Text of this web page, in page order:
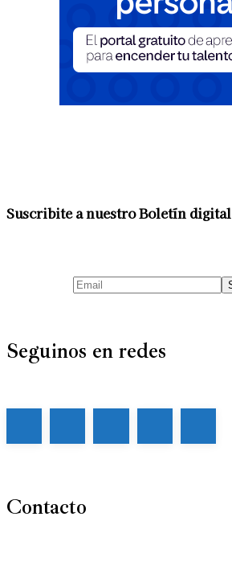
Suscribite a nuestro Boletín digital
Seguinos en redes
Contacto